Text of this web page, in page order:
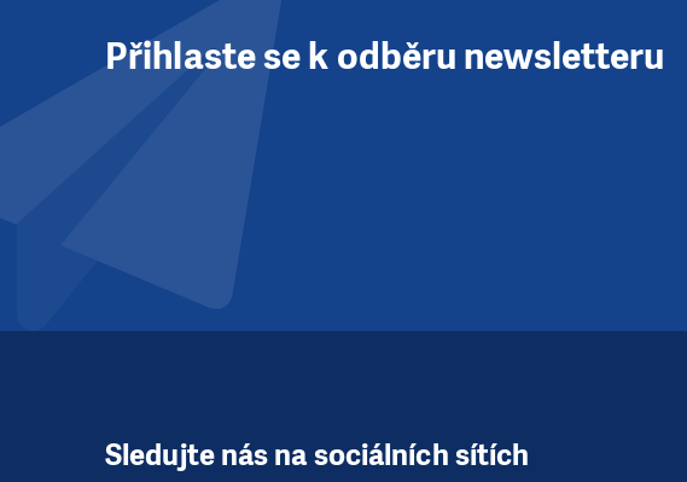
Přihlaste se k odběru newsletteru
Sledujte nás na sociálních sítích